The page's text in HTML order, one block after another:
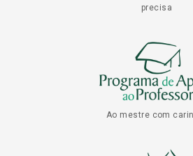
precisa
Ao mestre com